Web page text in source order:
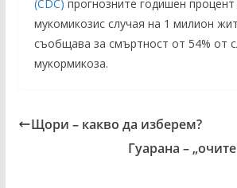
(CDC) прогнозните годишен
мукомикозис случая на 1 милион
съобщава за смъртност от 54% от
мукормикоза.
Щори – какво да изберем?
Гуарана –